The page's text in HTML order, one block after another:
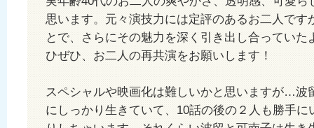
思います。元々演技力には定評のあるお二人です
とで、さらにその魅力を深く引き出し合っていた
ひぜひ、お二人の再共演をお願いします！
スペシャルや映画化は難しいかと思いますが…波
にしっかり生きていて、10話の後の２人も勝手に